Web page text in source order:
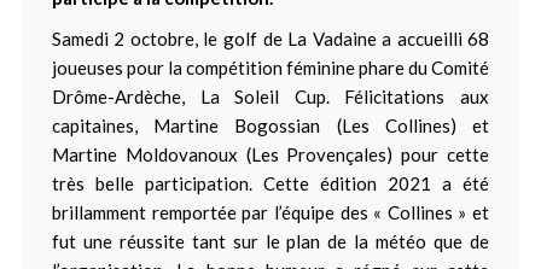
Samedi 2 octobre, le golf de La Vadaine a accueilli 68
joueuses pour la compétition féminine phare du Comité
Drôme-Ardèche, La Soleil Cup. Félicitations aux
capitaines, Martine Bogossian (Les Collines) et
Martine Moldovanoux (Les Provençales) pour cette
très belle participation. Cette édition 2021 a été
brillamment remportée par l’équipe des « Collines » et
fut une réussite tant sur le plan de la météo que de